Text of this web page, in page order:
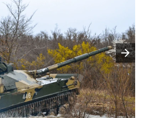
Następny slajd